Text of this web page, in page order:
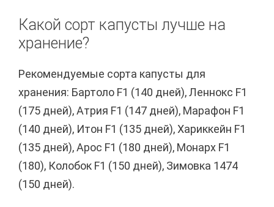
Какой сорт капусты лучше на
хранение?
Рекомендуемые сорта капусты для
хранения: Бартоло F1 (140 дней), Леннокс F1
(175 дней), Атрия F1 (147 дней), Марафон F1
(140 дней), Итон F1 (135 дней), Хариккейн F1
(135 дней), Арос F1 (180 дней), Монарх F1
(180), Колобок F1 (150 дней), Зимовка 1474
(150 дней).